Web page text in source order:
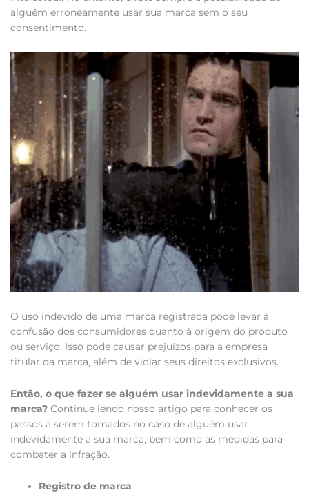
alguém erroneamente usar sua marca sem o seu
consentimento.
O uso indevido de uma marca registrada pode levar à
confusão dos consumidores quanto à origem do produto
ou serviço. Isso pode causar prejuízos para a empresa
titular da marca, além de violar seus direitos exclusivos.
Então, o que fazer se alguém usar indevidamente a sua
marca? Continue lendo nosso artigo para conhecer os
passos a serem tomados no caso de alguém usar
indevidamente a sua marca, bem como as medidas para
combater a infração.
Registro de marca